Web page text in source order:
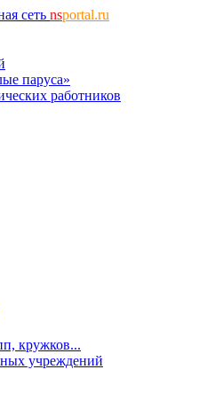
сеть nsportal.ru
паруса»
работников
кружков...
учреждений